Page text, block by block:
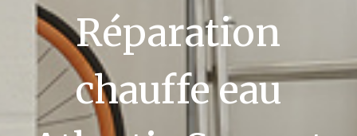
Réparation
chauffe eau